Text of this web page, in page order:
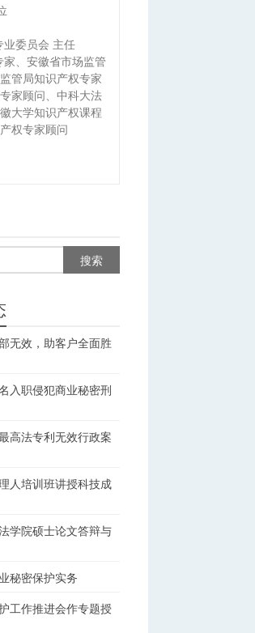
委员会 主任
、安徽省市场监管
管局知识产权专家
家顾问、中科大法
大学知识产权课程
权专家顾问
无效，助客户全面胜
入职侵犯商业秘密刑
高法专利无效行政案
人培训班讲授科技成
学院硕士论文答辩与
秘密保护实务
工作推进会作专题授